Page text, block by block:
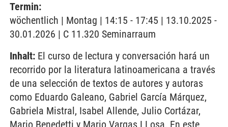
Termin:
wöchentlich | Montag | 14:15 - 17:45 | 13.10.2025 -
30.01.2026 | C 11.320 Seminarraum
Inhalt: El curso de lectura y conversación hará un
recorrido por la literatura latinoamericana a través
de una selección de textos de autores y autoras
como Eduardo Galeano, Gabriel García Márquez,
Gabriela Mistral, Isabel Allende, Julio Cortázar,
Mario Benedetti y Mario Vargas LLosa. En este